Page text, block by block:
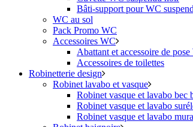
Bâti-support pour WC
WC au sol
Pack Promo WC
Accessoires WC
Abattant et accessoire de
Accessoires de toilettes
Robinetterie design
Robinet lavabo et vasque
Robinet vasque et lavabo bec
Robinet vasque et lavabo
Robinet vasque et lavabo